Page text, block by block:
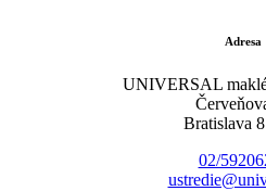
Adresa
UNIVERSAL
Bratislava
02/